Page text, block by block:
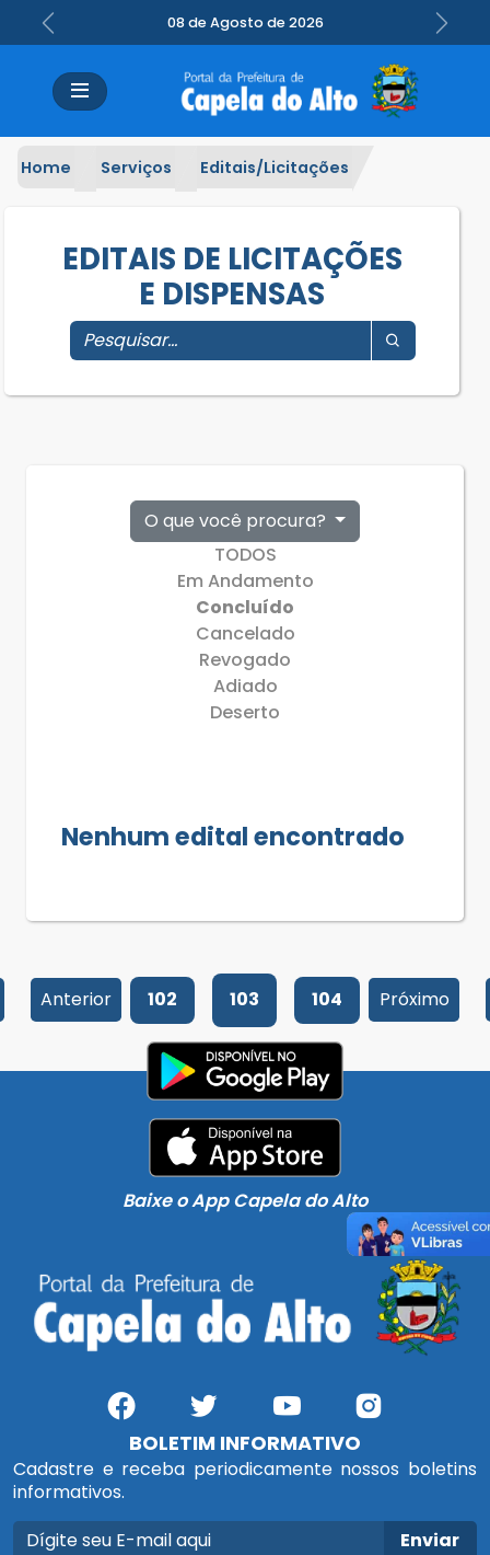
08 de Agosto de 2026
Previous Next
Home Serviços Editais/Licitações
EDITAIS DE LICITAÇÕES
E DISPENSAS
O que você procura?
TODOS
Em Andamento
Concluído
Cancelado
Revogado
Adiado
Deserto
Nenhum edital encontrado
Anterior 102 103 104 Próximo
Baixe o App Capela do Alto
BOLETIM INFORMATIVO
Cadastre e receba periodicamente nossos boletins
informativos.
Enviar